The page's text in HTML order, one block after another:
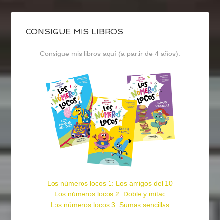
CONSIGUE MIS LIBROS
Consigue mis libros aquí (a partir de 4 años):
Los números locos 1: Los amigos del 10
Los números locos 2: Doble y mitad
Los números locos 3: Sumas sencillas